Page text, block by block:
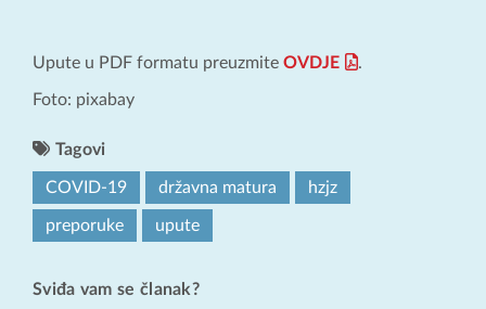
Upute u PDF formatu preuzmite OVDJE .
Foto: pixabay
Tagovi
COVID-19 državna matura hzjz
preporuke upute
Sviđa vam se članak?